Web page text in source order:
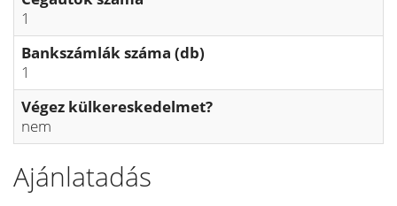
1
Bankszámlák száma (db)
1
Végez külkereskedelmet?
nem
Ajánlatadás